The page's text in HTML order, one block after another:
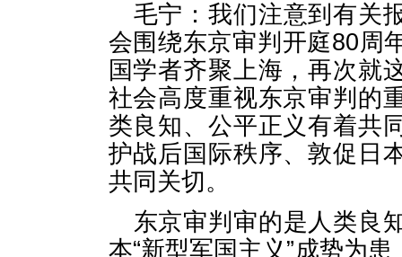
毛宁：我们注意到有关
会围绕东京审判开庭80周
国学者齐聚上海，再次就
社会高度重视东京审判的
类良知、公平正义有着共
护战后国际秩序、敦促日
共同关切。
东京审判审的是人类良
本“新型军国主义”成势为